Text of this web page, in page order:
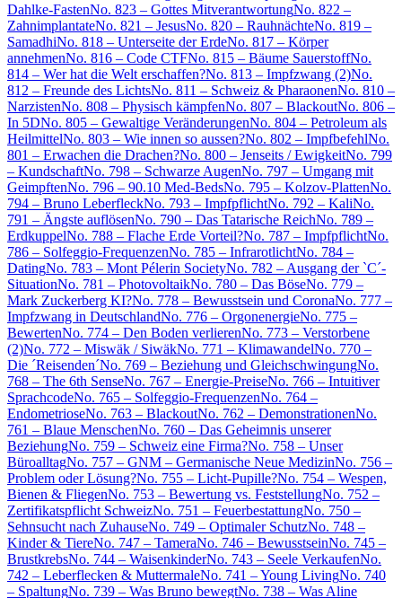
Dahlke-FastenNo. 823 – Gottes MitverantwortungNo. 822 –
ZahnimplantateNo. 821 – JesusNo. 820 – RauhnächteNo. 819 –
SamadhiNo. 818 – Unterseite der ErdeNo. 817 – Körper
annehmenNo. 816 – Code CTFNo. 815 – Bäume SauerstoffNo.
814 – Wer hat die Welt erschaffen?No. 813 – Impfzwang (2)No.
812 – Freunde des LichtsNo. 811 – Schweiz & PharaonenNo. 810 –
NarzistenNo. 808 – Physisch kämpfenNo. 807 – BlackoutNo. 806 –
In 5DNo. 805 – Gewaltige VeränderungenNo. 804 – Petroleum als
HeilmittelNo. 803 – Wie innen so aussen?No. 802 – ImpfbefehlNo.
801 – Erwachen die Drachen?No. 800 – Jenseits / EwigkeitNo. 799
– KundschaftNo. 798 – Schwarze AugenNo. 797 – Umgang mit
GeimpftenNo. 796 – 90.10 Med-BedsNo. 795 – Kolzov-PlattenNo.
794 – Bruno LeberfleckNo. 793 – ImpfpflichtNo. 792 – KaliNo.
791 – Ängste auflösenNo. 790 – Das Tatarische ReichNo. 789 –
ErdkuppelNo. 788 – Flache Erde Vorteil?No. 787 – ImpfpflichtNo.
786 – Solfeggio-FrequenzenNo. 785 – InfrarotlichtNo. 784 –
DatingNo. 783 – Mont Pélerin SocietyNo. 782 – Ausgang der `C´-
SituationNo. 781 – PhotovoltaikNo. 780 – Das BöseNo. 779 –
Mark Zuckerberg KI?No. 778 – Bewusstsein und CoronaNo. 777 –
Impfzwang in DeutschlandNo. 776 – OrgonenergieNo. 775 –
BewertenNo. 774 – Den Boden verlierenNo. 773 – Verstorbene
(2)No. 772 – Miswäk / SiwäkNo. 771 – KlimawandelNo. 770 –
Die ´Reisenden´No. 769 – Beziehung und GleichschwingungNo.
768 – The 6th SenseNo. 767 – Energie-PreiseNo. 766 – Intuitiver
SprachcodeNo. 765 – Solfeggio-FrequenzenNo. 764 –
EndometrioseNo. 763 – BlackoutNo. 762 – DemonstrationenNo.
761 – Blaue MenschenNo. 760 – Das Geheimnis unserer
BeziehungNo. 759 – Schweiz eine Firma?No. 758 – Unser
BüroalltagNo. 757 – GNM – Germanische Neue MedizinNo. 756 –
Problem oder Lösung?No. 755 – Licht-Pupille?No. 754 – Wespen,
Bienen & FliegenNo. 753 – Bewertung vs. FeststellungNo. 752 –
Zertifikatspflicht SchweizNo. 751 – FeuerbestattungNo. 750 –
Sehnsucht nach ZuhauseNo. 749 – Optimaler SchutzNo. 748 –
Kinder & TiereNo. 747 – TameraNo. 746 – BewusstseinNo. 745 –
BrustkrebsNo. 744 – WaisenkinderNo. 743 – Seele VerkaufenNo.
742 – Leberflecken & MuttermaleNo. 741 – Young LivingNo. 740
– SpaltungNo. 739 – Was Bruno bewegtNo. 738 – Was Aline